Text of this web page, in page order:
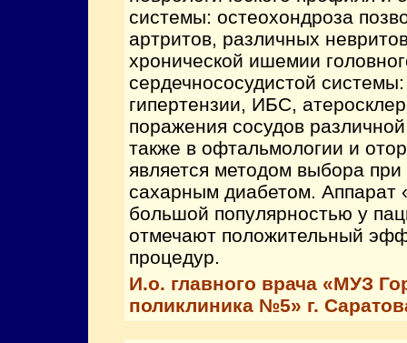
системы: остеохондроза
артритов, различных
хронической ишемии
сердечнососудистой
гипертензии, ИБС,
поражения сосудов
также в офтальмологии и
является методом выбора
сахарным диабетом. Аппарат
большой популярностью у
отмечают положительный
процедур.
И.о. главного врача «МУЗ
поликлиника №5» г.